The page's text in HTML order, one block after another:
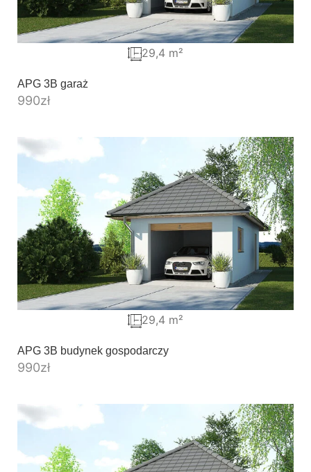
APG 3B garaż
990zł
29,4 m²
APG 3B budynek gospodarczy
990zł
29,4 m²